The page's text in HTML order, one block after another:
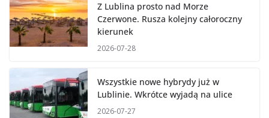
Z Lublina prosto nad Morze
Czerwone. Rusza kolejny całoroczny
kierunek
2026-07-28
Wszystkie nowe hybrydy już w
Lublinie. Wkrótce wyjadą na ulice
2026-07-27